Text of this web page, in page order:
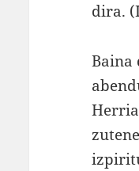
dira.
Baina